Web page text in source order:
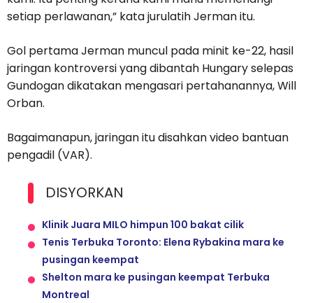
setiap perlawanan,” kata jurulatih Jerman itu.
Gol pertama Jerman muncul pada minit ke-22, hasil
jaringan kontroversi yang dibantah Hungary selepas
Gundogan dikatakan mengasari pertahanannya, Will
Orban.
Bagaimanapun, jaringan itu disahkan video bantuan
pengadil (VAR).
DISYORKAN
Klinik Juara MILO himpun 100 bakat cilik
Tenis Terbuka Toronto: Elena Rybakina mara ke
pusingan keempat
Shelton mara ke pusingan keempat Terbuka
Montreal